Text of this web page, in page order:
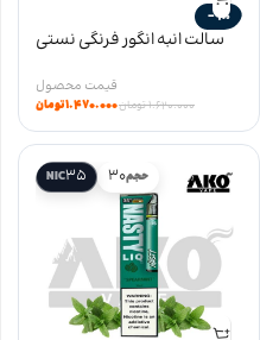
-9%
سالت انبه انگور فرنگی نستی
salt سری LIQ
۱.۶۲۰.۰۰۰تومان۱.۴۷۰.۰۰۰تومان
حجم30
35
NIC